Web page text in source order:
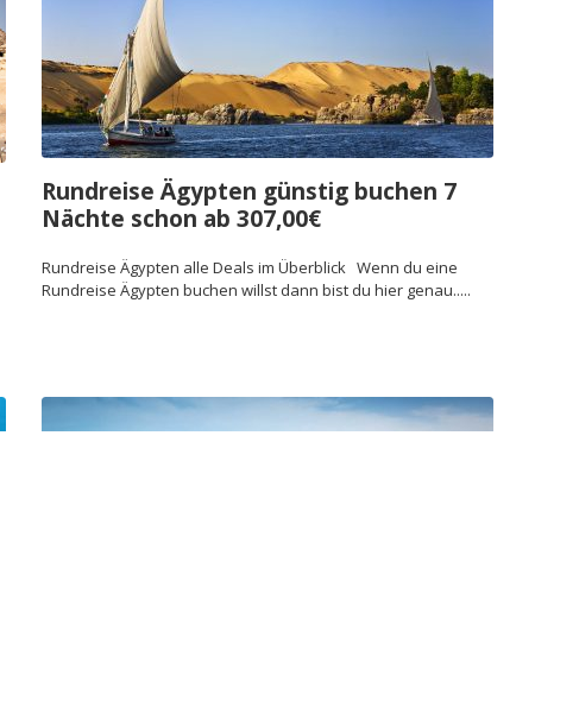
Rundreise Ägypten günstig buchen 7
Nächte schon ab 307,00€
Rundreise Ägypten alle Deals im Überblick Wenn du eine
Rundreise Ägypten buchen willst dann bist du hier genau.....